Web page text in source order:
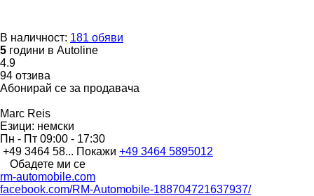
В наличност: 181 обяви
5 години в Autoline
4.9
94 отзива
Абонирай се за продавача
Marc Reis
Езици: немски
Пн - Пт 09:00 - 17:30
+49 3464 58... Покажи +49 3464 5895012
Обадете ми се
rm-automobile.com
facebook.com/RM-Automobile-188704721637937/